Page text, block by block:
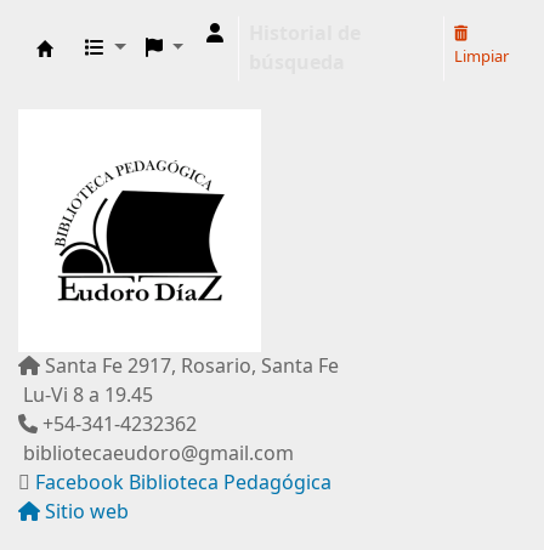
Limpiar
Santa Fe 2917, Rosario, Santa Fe
Lu-Vi 8 a 19.45
+54-341-4232362
bibliotecaeudoro@gmail.com
Facebook Biblioteca Pedagógica
Sitio web